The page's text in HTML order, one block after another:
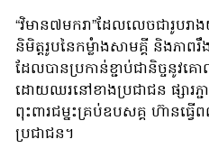
“វិមាន៧មករា”ដែលលេចជារូបរា
និមិត្តរូបនៃកម្លំាងសាមគ្គី និងភាព
ដែលបានប្រកាន់ខ្ជាប់ជានិច្ចនូ
ដោយឈរនៅខាងប្រជាជន ផ្សារភ្
ពុះពារជម្នះគ្រប់ឧបសគ្គ ហ៊ានធ្វ
ប្រជាជន។